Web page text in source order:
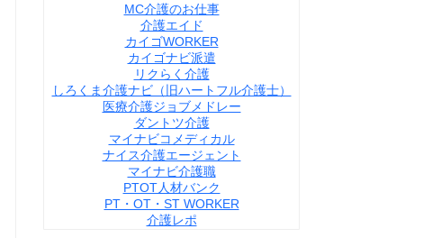
MC介護のお仕事
介護エイド
カイゴWORKER
カイゴナビ派遣
リクらく介護
しろくま介護ナビ（旧ハートフル介護士）
医療介護ジョブメドレー
ダントツ介護
マイナビコメディカル
ナイス介護エージェント
マイナビ介護職
PTOT人材バンク
PT・OT・ST WORKER
介護レポ